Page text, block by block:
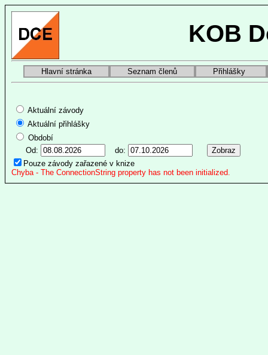
KOB
Hlavní stránka Seznam členů Přihlášky
Aktuální závody
Aktuální přihlášky
Období
Od:
do:
Pouze závody zařazené v knize
Chyba - The ConnectionString property has not been initialized.